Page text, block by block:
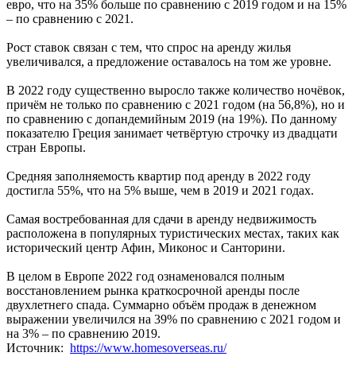
евро, что на 35% больше по сравнению с 2019 годом и на 15%
– по сравнению с 2021.
Рост ставок связан с тем, что спрос на аренду жилья
увеличивался, а предложение оставалось на том же уровне.
В 2022 году существенно выросло также количество ночёвок,
причём не только по сравнению с 2021 годом (на 56,8%), но и
по сравнению с допандемийным 2019 (на 19%). По данному
показателю Греция занимает четвёртую строчку из двадцати
стран Европы.
Средняя заполняемость квартир под аренду в 2022 году
достигла 55%, что на 5% выше, чем в 2019 и 2021 годах.
Самая востребованная для сдачи в аренду недвижимость
расположена в популярных туристических местах, таких как
исторический центр Афин, Миконос и Санторини.
В целом в Европе 2022 год ознаменовался полным
восстановлением рынка краткосрочной аренды после
двухлетнего спада. Суммарно объём продаж в денежном
выражении увеличился на 39% по сравнению с 2021 годом и
на 3% – по сравнению 2019.
Источник: https://www.homesoverseas.ru/